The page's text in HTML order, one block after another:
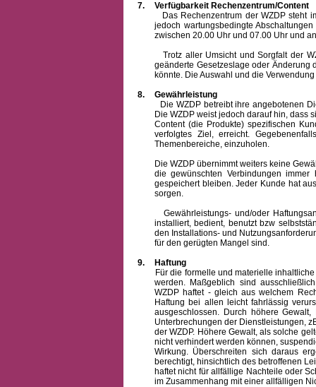
7.
Verfügbarkeit Rechenzentrum/Content
Das Rechenzentrum der WZDP steht im
jedoch wartungsbedingte
zwischen 20.00 Uhr und 07.00 Uhr und
Trotz aller Umsicht und Sorgfalt der
geänderte Gesetzeslage oder Änderung
könnte. Die Auswahl und die
8.
Gewährleistung
Die WZDP betreibt ihre angebotenen
Die WZDP weist jedoch darauf hin, dass
Content (die Produkte) spezifischen
verfolgtes Ziel, erreicht.
Themenbereiche, einzuholen.
Die WZDP übernimmt weiters keine
die gewünschten Verbindungen
gespeichert bleiben. Jeder Kunde hat
sorgen.
Gewährleistungs- und/oder
installiert, bedient, benutzt bzw
den Installations- und
für den gerügten Mangel sind.
9.
Haftung
Für die formelle und materielle
werden. Maßgeblich sind
WZDP haftet - gleich aus welchem
Haftung bei allen leicht fahrlässig
ausgeschlossen. Durch höhere
Unterbrechungen der Dienstleistungen,
der WZDP. Höhere Gewalt, als solche
nicht verhindert werden können,
Wirkung. Überschreiten sich daraus
berechtigt, hinsichtlich des betroffenen
haftet nicht für allfällige Nachteile oder
im Zusammenhang mit einer allfälligen